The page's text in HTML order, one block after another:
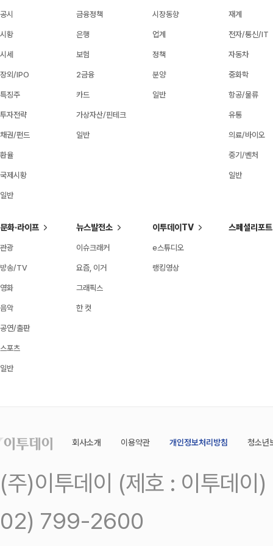
공시
시황
시세
장외/IPO
특징주
투자전략
채권/펀드
환율
국제시황
일반
금융정책
은행
보험
2금융
카드
가상자산/핀테크
일반
시장동향
업계
정책
분양
일반
재계
전자/통신/IT
자동차
중화학
항공/물류
유통
의료/바이오
중기/벤처
일반
문화·라이프
관광
방송/TV
영화
음악
공연/출판
스포츠
일반
뉴스발전소
이슈크래커
요즘, 이거
그래픽스
한 컷
이투데이TV
e스튜디오
랭킹영상
스페셜리포트
회사소개 이용약관 개인정보처리방침 청소년
(주)이투데이 (제호 : 이투데
02) 799-2600